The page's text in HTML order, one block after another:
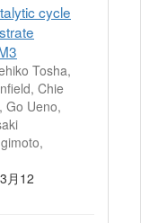
cycle
Tosha,
Chie
Go Ueno,
月12